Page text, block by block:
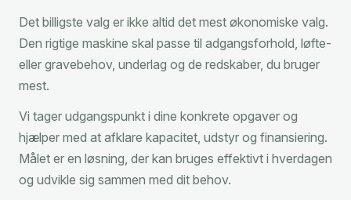
Det billigste valg er ikke altid det mest økonomiske valg.
Den rigtige maskine skal passe til adgangsforhold, løfte-
eller gravebehov, underlag og de redskaber, du bruger
mest.
Vi tager udgangspunkt i dine konkrete opgaver og
hjælper med at afklare kapacitet, udstyr og finansiering.
Målet er en løsning, der kan bruges effektivt i hverdagen
og udvikle sig sammen med dit behov.